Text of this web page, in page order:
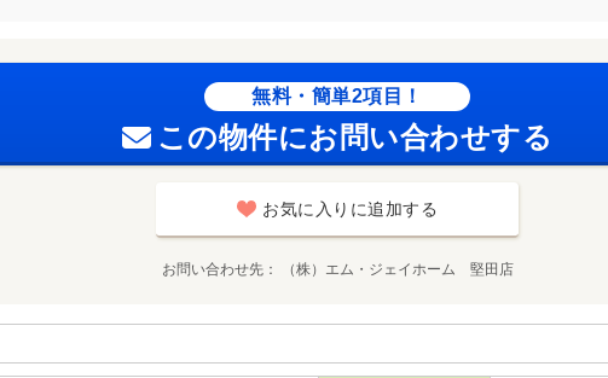
無料・簡単2項目！
この物件にお問い合わせする
お気に入りに追加する
お問い合わせ先 （株）エム・ジェイホーム 堅田店